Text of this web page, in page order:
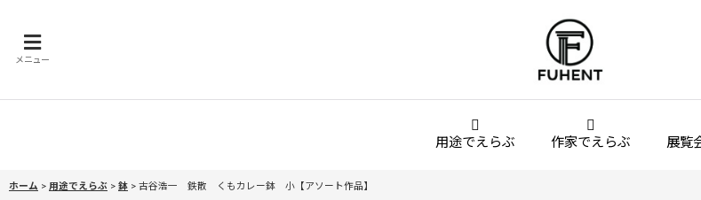
メニュー
用途でえらぶ 作家でえらぶ 展覧
ホーム > 用途でえらぶ > 鉢 > 古谷浩一 鉄散 くもカレー鉢 小【アソート作品】